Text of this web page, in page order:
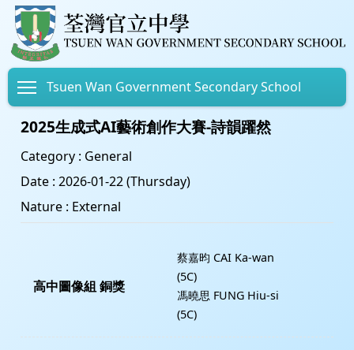
Toggle main menu visibility
Tsuen Wan Government Secondary School
2025生成式AI藝術創作大賽-詩韻躍然
Category : General
Date : 2026-01-22 (Thursday)
Nature : External
高中圖像組 銅獎
蔡嘉昀 CAI Ka-wan
(5C)
馮曉思 FUNG Hiu-si
(5C)